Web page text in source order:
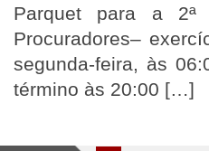
Parquet para a 2ª
Procuradores–
segunda-feira, às
término às 20:00 […]